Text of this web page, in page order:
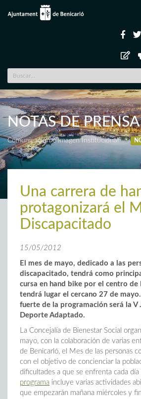
NOTAS DE PRENSA
Comunicación e Imagen Institucional
Una carrera de
protagonizará el
Discapacitado
15/05/2012
El mes de mayo, dedicado a las
discapacitado, tendrá como
cursa en hand bike por el centro de
tendrá lugar el cercano 27 de
fuerte de la programación será la V
Deporte Adaptado.
La Concejalía de Bienestar Social
mayo, con la colaboración de varias
de Benicarló, el Mes de las personas
con el objetivo de concienciar la
dificultades a que se enfrenta cada
programa incluye varias actividades
que empezarán mañana miércoles y